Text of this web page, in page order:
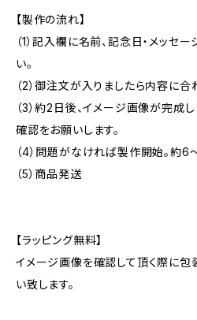
【製作の流れ】
（1）記入欄に名前、記念日・メッセ
い。
（2）御注文が入りましたら内容に合
（3）約2日後、イメージ画像が完成
確認をお願いします。
（4）問題がなければ製作開始。約
（5）商品発送
【ラッピング無料】
イメージ画像を確認して頂く際に包
い致します。